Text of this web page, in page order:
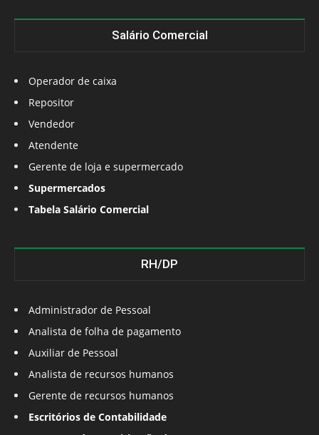
Salário Comercial
Operador de caixa
Repositor
Vendedor
Atendente
Gerente de loja e supermercado
Supermercados
Tabela Salário Comercial
RH/DP
Administrador de Pessoal
Analista de folha de pagamento
Auxiliar de Pessoal
Analista de recursos humanos
Gerente de recursos humanos
Escritórios de Contabilidade